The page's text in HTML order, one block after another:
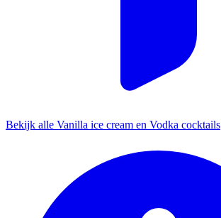
Bekijk alle Vanilla ice cream en Vodka cocktails